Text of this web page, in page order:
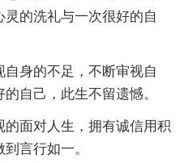
的洗礼与一次很好的自
身的不足，不断审视自
自己，此生不留遗憾。
面对人生，拥有诚信用积
言行如一。